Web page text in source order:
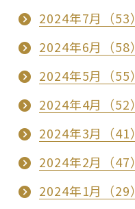
2024年7月（53）
2024年6月（58）
2024年5月（55）
2024年4月（52）
2024年3月（41）
2024年2月（47）
2024年1月（29）